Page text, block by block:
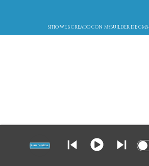
SITIO WEB CREADO CON MSBUILDER DE